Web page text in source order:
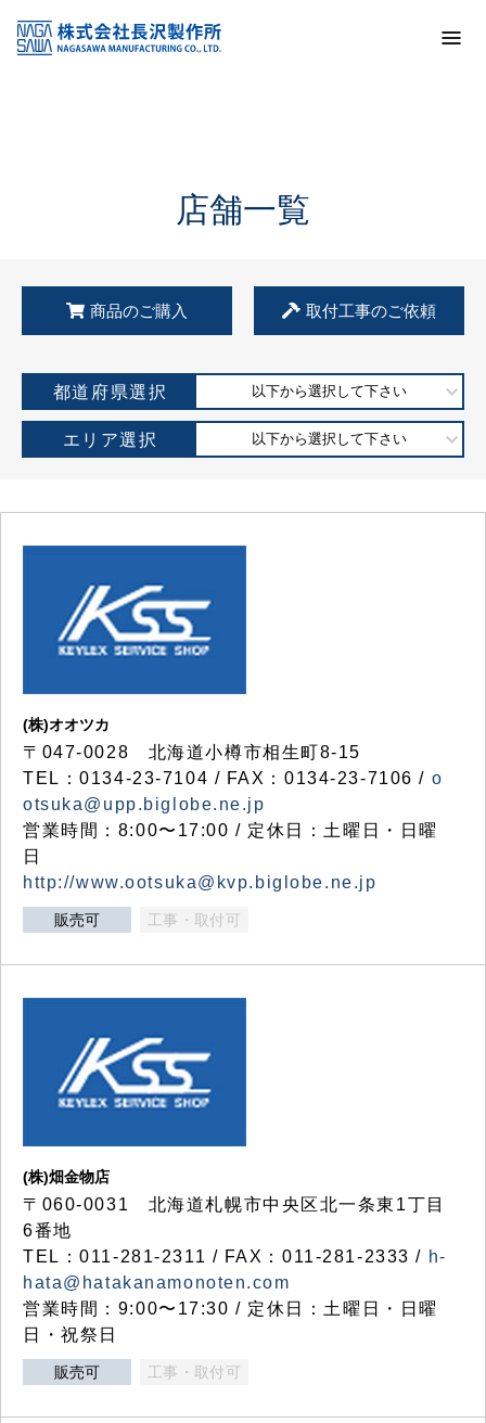
KSS加盟店・取扱店情報
店舗一覧
店舗一覧
商品のご購入 取付工事のご依頼
都道府県選択 以下から選択して下さい
エリア選択 以下から選択して下さい
(株)オオツカ
〒047-0028 北海道小樽市相生町8-15
TEL：0134-23-7104 / FAX：0134-23-7106 / o
otsuka@upp.biglobe.ne.jp
営業時間：8:00〜17:00 / 定休日：土曜日・日曜
日
http://www.ootsuka@kvp.biglobe.ne.jp
販売可 工事・取付可
(株)畑金物店
〒060-0031 北海道札幌市中央区北一条東1丁目
6番地
TEL：011-281-2311 / FAX：011-281-2333 / h-
hata@hatakanamonoten.com
営業時間：9:00〜17:30 / 定休日：土曜日・日曜
日・祝祭日
販売可 工事・取付可